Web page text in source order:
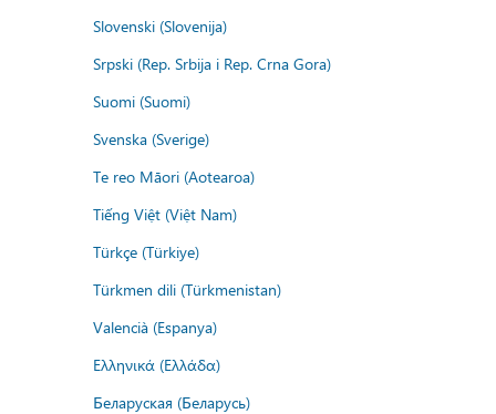
Slovenski (Slovenija)
Srpski (Rep. Srbija i Rep. Crna Gora)
Suomi (Suomi)
Svenska (Sverige)
Te reo Māori (Aotearoa)
Tiếng Việt (Việt Nam)
Türkçe (Türkiye)
Türkmen dili (Türkmenistan)
Valencià (Espanya)
Ελληνικά (Ελλάδα)
Беларуская (Беларусь)